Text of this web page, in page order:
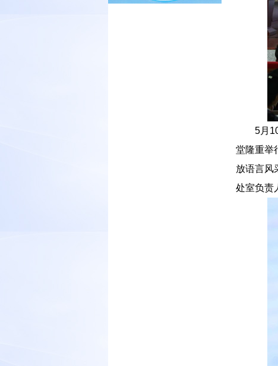
5月
堂隆重举
放语言风
处室负责